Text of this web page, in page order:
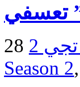
”
سيتكوم سير حتى تجي 2 - Sir Hta Tji
Season 2,